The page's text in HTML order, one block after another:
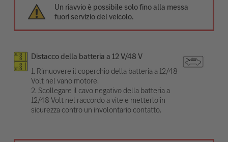
Un riavvio è possibile solo fino alla messa
fuori servizio del veicolo.
Distacco della batteria a 12 V/48 V
1. Rimuovere il coperchio della batteria a 12/48
Volt nel vano motore.
2. Scollegare il cavo negativo della batteria a
12/48 Volt nel raccordo a vite e metterlo in
sicurezza contro un involontario contatto.